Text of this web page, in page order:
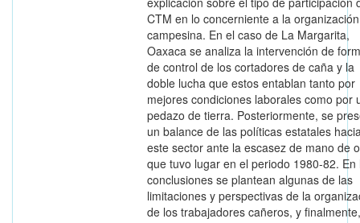
CTM en lo concerniente a la organización
campesina. En el caso de La Margarita,
Oaxaca se analiza la intervención de
de control de los cortadores de caña y la
doble lucha que estos entablan tanto por
mejores condiciones laborales como por
pedazo de tierra. Posteriormente, se
un balance de las políticas estatales
este sector ante la escasez de mano de
que tuvo lugar en el periodo 1980-82. En
conclusiones se plantean algunas de las
limitaciones y perspectivas de la
de los trabajadores cañeros, y